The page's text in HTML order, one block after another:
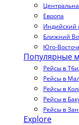
Европа
Индийский
Ближний
Юго-
Популярные
Рейсы в
Рейсы в
Рейсы в
Рейсы в
Рейсы в
Explore